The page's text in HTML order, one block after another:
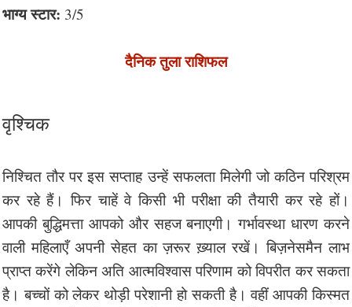
भाग्य स्टार: 3/5
दैनिक तुला राशिफल
वृश्चिक
निश्चित तौर पर इस सप्ताह उन्हें सफलता मिलेगी जो कठिन परिश्रम
कर रहे हैं। फिर चाहें वे किसी भी परीक्षा की तैयारी कर रहे हों।
आपकी बुद्धिमत्ता आपको और सहज बनाएगी। गर्भावस्था धारण करने
वाली महिलाएँ अपनी सेहत का ज़रूर ख़्याल रखें। बिज़नेसमैन लाभ
प्राप्त करेंगे लेकिन अति आत्मविश्वास परिणाम को विपरीत कर सकता
है। बच्चों को लेकर थोड़ी परेशानी हो सकती है। वहीं आपकी किस्मत